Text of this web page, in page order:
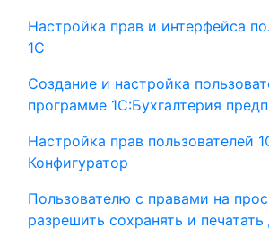
Настройка прав и интерфейса
1С
Создание и настройка
программе 1С:Бухгалтерия
Настройка прав пользователей
Конфигуратор
Пользователю с правами на
разрешить сохранять и